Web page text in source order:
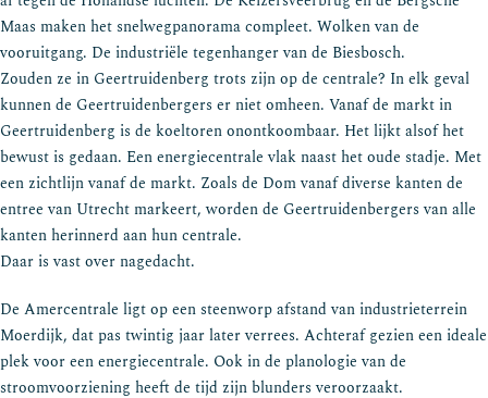
Maas maken het snelwegpanorama compleet. Wolken van de
vooruitgang. De industriële tegenhanger van de Biesbosch.
Zouden ze in Geertruidenberg trots zijn op de centrale? In elk geval
kunnen de Geertruidenbergers er niet omheen. Vanaf de markt in
Geertruidenberg is de koeltoren onontkoombaar. Het lijkt alsof het
bewust is gedaan. Een energiecentrale vlak naast het oude stadje. Met
een zichtlijn vanaf de markt. Zoals de Dom vanaf diverse kanten de
entree van Utrecht markeert, worden de Geertruidenbergers van alle
kanten herinnerd aan hun centrale.
Daar is vast over nagedacht.
De Amercentrale ligt op een steenworp afstand van industrieterrein
Moerdijk, dat pas twintig jaar later verrees. Achteraf gezien een ideale
plek voor een energiecentrale. Ook in de planologie van de
stroomvoorziening heeft de tijd zijn blunders veroorzaakt.